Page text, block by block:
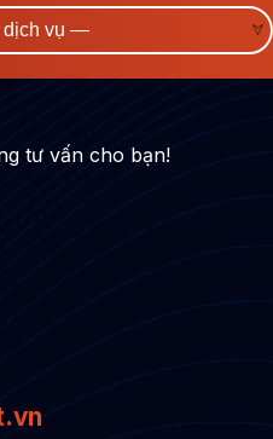
tư vấn cho bạn!